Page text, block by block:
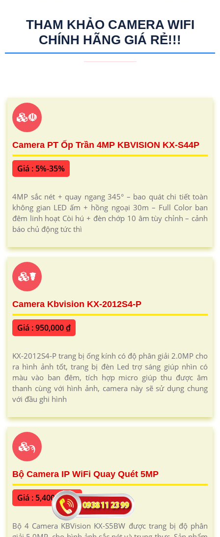
THAM KHẢO CAMERA WIFI
CHÍNH HÃNG GIÁ RẺ!!!
☫
Camera PT Ốp Trần 4MP KBVISION KX-S44P
Giá : 5%-35%
4MP sắc nét + quay ngang 345° – bao quát chi tiết toàn
không gian LED ấm + hồng ngoại 30m – Full Color ban
đêm linh hoạt Còi hú + đèn chớp 10 âm tùy chỉnh – cảnh
báo chủ động tức thì
☤
Camera Kbvision KX-2012S4-P
Giá : 950,000 ₫
KX-2012S4-P trang bị ống kính có độ phân giải 2.0MP cho
ra hình ảnh tốt, trang bị đèn Led trợ sáng giúp nhìn có
màu vào ban đêm, tích hợp micro giúp thu được âm
thanh cùng với hình ảnh, camera này sẽ sử dụng chung
với đầu ghi hình
ϡ
Bộ Camera IP WiFi Quay Quét 5MP
Giá : 5,400,000 ₫
Bộ 4 Camera KBVision KX-S5BW được trang bị độ phân